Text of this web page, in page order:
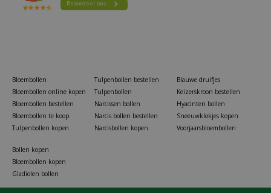
Bloembollen
Bloembollen online kopen
Bloembollen bestellen
Bloembollen te koop
Tulpenbollen kopen
Tulpenbollen bestellen
Tulpenbollen
Narcissen bollen
Narcis bollen bestellen
Narcisbollen kopen
Blauwe druifjes
Keizerskroon bestellen
Hyacinten bollen
Sneeuwklokjes kopen
Voorjaarsbloembollen
Bollen kopen
Bloembollen kopen
Gladiolen bollen